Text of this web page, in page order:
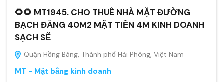
🌻🌻 MT1945. CHO THUÊ NHÀ MẶT ĐƯỜNG
BẠCH ĐẰNG 40M2 MẶT TIỀN 4M KINH DOANH
SẠCH SẼ
Quận Hồng Bàng, Thành phố Hải Phòng, Việt Nam
MT - Mặt bằng kinh doanh